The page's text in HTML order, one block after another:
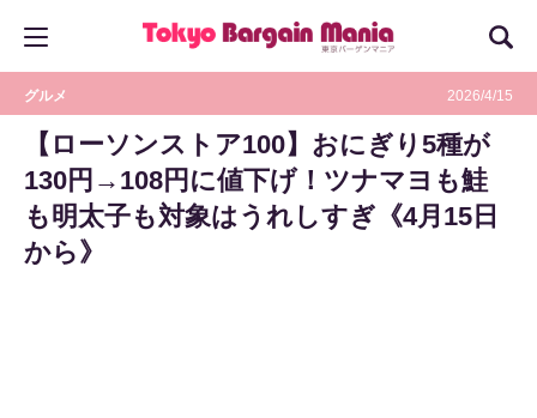
グルメ 2026/4/15
【ローソンストア100】おにぎり5種が
130円→108円に値下げ！ツナマヨも鮭
も明太子も対象はうれしすぎ《4月15日
から》